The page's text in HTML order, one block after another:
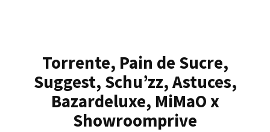
Torrente, Pain de Sucre,
Suggest, Schu’zz, Astuces,
Bazardeluxe, MiMaO x
Showroomprive